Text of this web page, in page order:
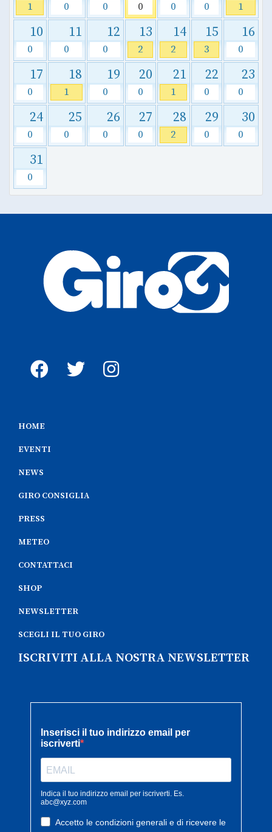
1 0 0 0 0 0 1
10
0
11
0
12
0
13
2
14
2
15
3
16
0
17
0
18
1
19
0
20
0
21
1
22
0
23
0
24
0
25
0
26
0
27
0
28
2
29
0
30
0
31
0
HOME
EVENTI
NEWS
GIRO CONSIGLIA
PRESS
METEO
CONTATTACI
SHOP
NEWSLETTER
SCEGLI IL TUO GIRO
ISCRIVITI ALLA NOSTRA NEWSLETTER